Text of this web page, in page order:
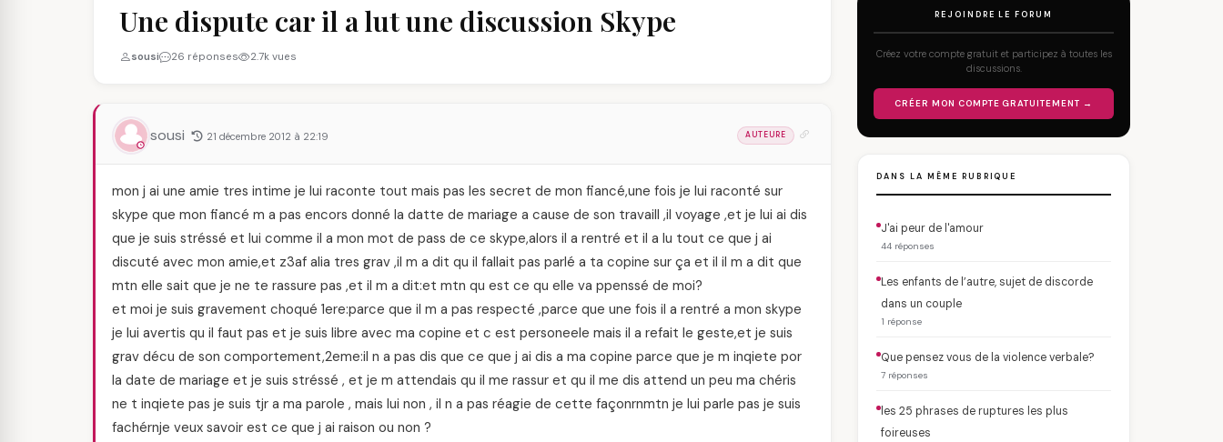
Une dispute car il a lut une discussion Skype
sousi 26 réponses 2.7k vues
sousi 21 décembre 2012 à 22:19 AUTEURE
mon j ai une amie tres intime je lui raconte tout mais pas les secret de mon fiancé,une fois je lui raconté sur
skype que mon fiancé m a pas encors donné la datte de mariage a cause de son travaill ,il voyage ,et je lui ai dis
que je suis stréssé et lui comme il a mon mot de pass de ce skype,alors il a rentré et il a lu tout ce que j ai
discuté avec mon amie,et z3af alia tres grav ,il m a dit qu il fallait pas parlé a ta copine sur ça et il il m a dit que
mtn elle sait que je ne te rassure pas ,et il m a dit:et mtn qu est ce qu elle va ppenssé de moi?
et moi je suis gravement choqué 1ere:parce que il m a pas respecté ,parce que une fois il a rentré a mon skype
je lui avertis qu il faut pas et je suis libre avec ma copine et c est personeele mais il a refait le geste,et je suis
grav décu de son comportement,2eme:il n a pas dis que ce que j ai dis a ma copine parce que je m inqiete por
la date de mariage et je suis stréssé , et je m attendais qu il me rassur et qu il me dis attend un peu ma chéris
ne t inqiete pas je suis tjr a ma parole , mais lui non , il n a pas réagie de cette façonrnmtn je lui parle pas je suis
fachérnje veux savoir est ce que j ai raison ou non ?
REJOINDRE LE FORUM
Créez votre compte gratuit et participez à toutes les
discussions.
CRÉER MON COMPTE GRATUITEMENT →
DANS LA MÊME RUBRIQUE
J'ai peur de l'amour
44 réponses
Les enfants de l’autre, sujet de discorde
dans un couple
1 réponse
Que pensez vous de la violence verbale?
7 réponses
les 25 phrases de ruptures les plus
foireuses